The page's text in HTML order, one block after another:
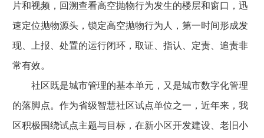
片和视频，回溯查看高空抛物行为发生的楼层和窗口，迅
速定位抛物源头，锁定高空抛物行为人，第一时间形成发
现、上报、处置的运行闭环，取证、指认、定责、追责非
常有效。
社区既是城市管理的基本单元，又是城市数字化管理
的落脚点。作为省级智慧社区试点单位之一，近年来，我
区积极围绕试点主题与目标，在新小区开发建设、老旧小